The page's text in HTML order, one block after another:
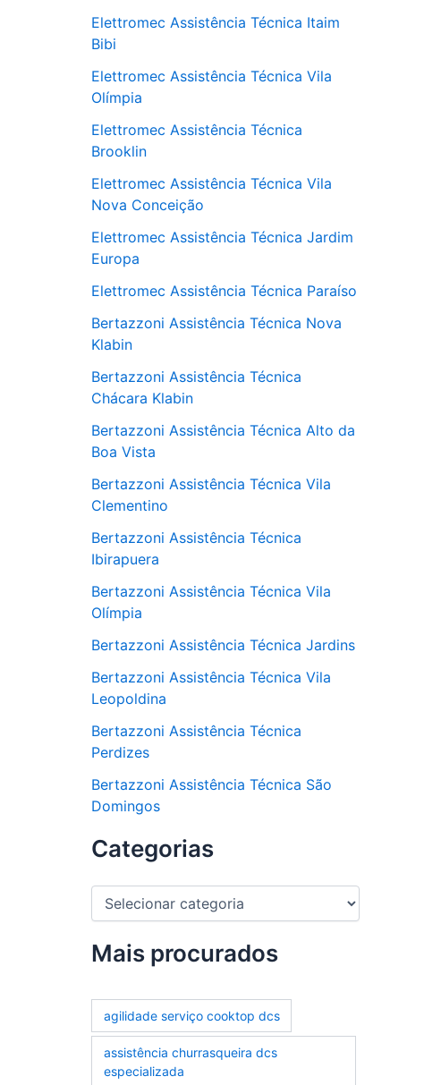
Elettromec Assistência Técnica Itaim
Bibi
Elettromec Assistência Técnica Vila
Olímpia
Elettromec Assistência Técnica
Brooklin
Elettromec Assistência Técnica Vila
Nova Conceição
Elettromec Assistência Técnica Jardim
Europa
Elettromec Assistência Técnica Paraíso
Bertazzoni Assistência Técnica Nova
Klabin
Bertazzoni Assistência Técnica
Chácara Klabin
Bertazzoni Assistência Técnica Alto da
Boa Vista
Bertazzoni Assistência Técnica Vila
Clementino
Bertazzoni Assistência Técnica
Ibirapuera
Bertazzoni Assistência Técnica Vila
Olímpia
Bertazzoni Assistência Técnica Jardins
Bertazzoni Assistência Técnica Vila
Leopoldina
Bertazzoni Assistência Técnica
Perdizes
Bertazzoni Assistência Técnica São
Domingos
Categorias
C
e
g
r
a
Mais procurados
agilidade serviço cooktop dcs
assistência churrasqueira dcs
especializada